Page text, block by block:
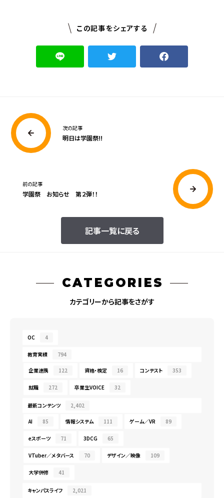
この記事をシェアする
次の記事
明日は学園祭!!
記事一覧に戻る
前の記事
学園祭 お知らせ 第２弾！！
CATEGORIES
カテゴリーから記事をさがす
OC 4
教育実績 794
企業連携 122 資格・検定 16 コンテスト 353
就職 272 卒業生VOICE 32
最新コンテンツ 2,402
AI 85 情報システム 111 ゲーム／VR 89
eスポーツ 71 3DCG 65
VTuber／メタバース 70 デザイン／映像 109
大学併修 41
キャンパスライフ 2,021